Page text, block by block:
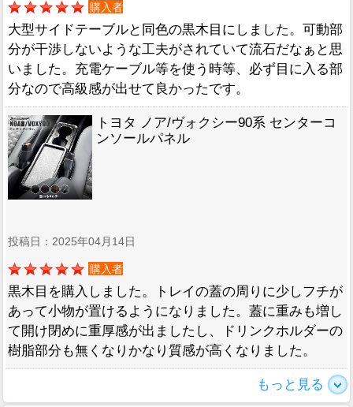
購入者
大型サイドテーブルと同色の黒木目にしました。可動部
分が干渉しないような工夫がされていて流石だなぁと思
いました。充電ケーブル等を使う時等、必ず目に入る部
分なので高級感が出せて良かったです。
トヨタ ノア/ヴォクシー90系 センターコ
ンソールパネル
投稿日：2025年04月14日
購入者
黒木目を購入しました。トレイの蓋の周りに少しフチが
あって小物が置けるようになりました。蓋に重みも増し
て開け閉めに重厚感が出ましたし、ドリンクホルダーの
樹脂部分も無くなりかなり質感が高くなりました。
もっと見る